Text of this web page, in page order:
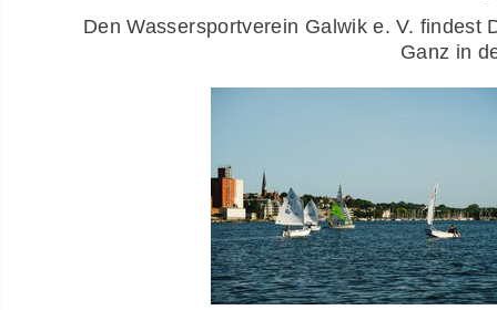
Den Wassersportverein Galwik e. V. findest
Ganz in